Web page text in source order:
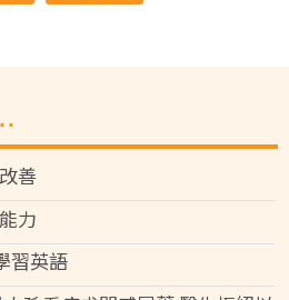
善
力
習英語